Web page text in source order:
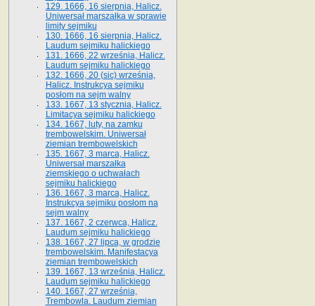
129. 1666, 16 sierpnia, Halicz.
Uniwersał marszałka w sprawie
limity sejmiku
130. 1666, 16 sierpnia, Halicz.
Laudum sejmiku halickiego
131. 1666, 22 września, Halicz.
Laudum sejmiku halickiego
132. 1666, 20 (sic) września,
Halicz. Instrukcya sejmiku
posłom na sejm walny
133. 1667, 13 stycznia, Halicz.
Limitacya sejmiku halickiego
134. 1667, luty, na zamku
trembowelskim. Uniwersał
ziemian trembowelskich
135. 1667, 3 marca, Halicz.
Uniwersał marszałka
ziemskiego o uchwałach
sejmiku halickiego
136. 1667, 3 marca, Halicz.
Instrukcya sejmiku posłom na
sejm walny
137. 1667, 2 czerwca, Halicz.
Laudum sejmiku halickiego
138. 1667, 27 lipca, w grodzie
trembowelskim. Manifestacya
ziemian trembowelskich
139. 1667, 13 września, Halicz.
Laudum sejmiku halickiego
140. 1667, 27 września,
Trembowla. Laudum ziemian